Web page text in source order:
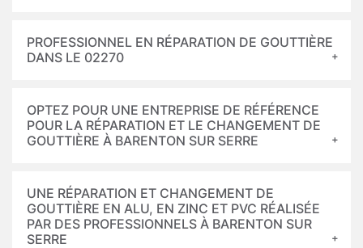
PROFESSIONNEL EN RÉPARATION DE GOUTTIÈRE
DANS LE 02270
OPTEZ POUR UNE ENTREPRISE DE RÉFÉRENCE
POUR LA RÉPARATION ET LE CHANGEMENT DE
GOUTTIÈRE À BARENTON SUR SERRE
UNE RÉPARATION ET CHANGEMENT DE
GOUTTIÈRE EN ALU, EN ZINC ET PVC RÉALISÉE
PAR DES PROFESSIONNELS À BARENTON SUR
SERRE